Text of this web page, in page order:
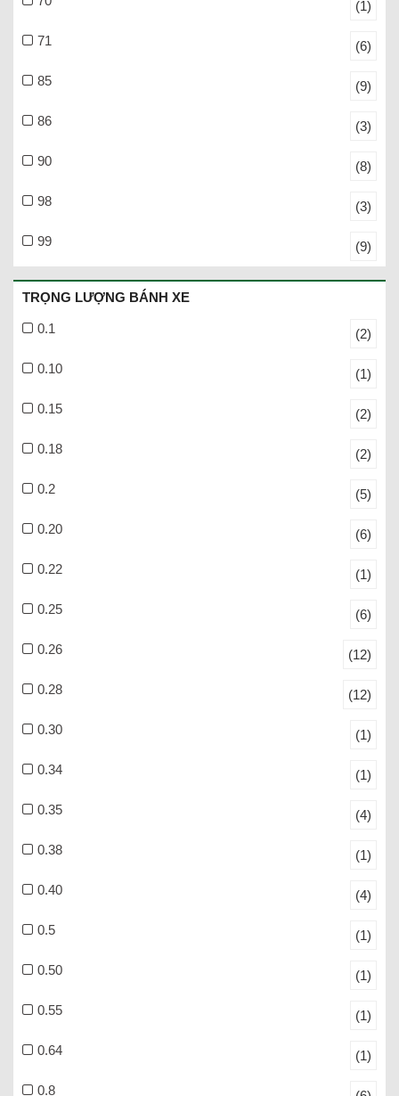
(1)
71 (6)
85 (9)
86 (3)
90 (8)
98 (3)
99 (9)
TRỌNG LƯỢNG BÁNH XE
0.1 (2)
0.10 (1)
0.15 (2)
0.18 (2)
0.2 (5)
0.20 (6)
0.22 (1)
0.25 (6)
0.26 (12)
0.28 (12)
0.30 (1)
0.34 (1)
0.35 (4)
0.38 (1)
0.40 (4)
0.5 (1)
0.50 (1)
0.55 (1)
0.64 (1)
0.8